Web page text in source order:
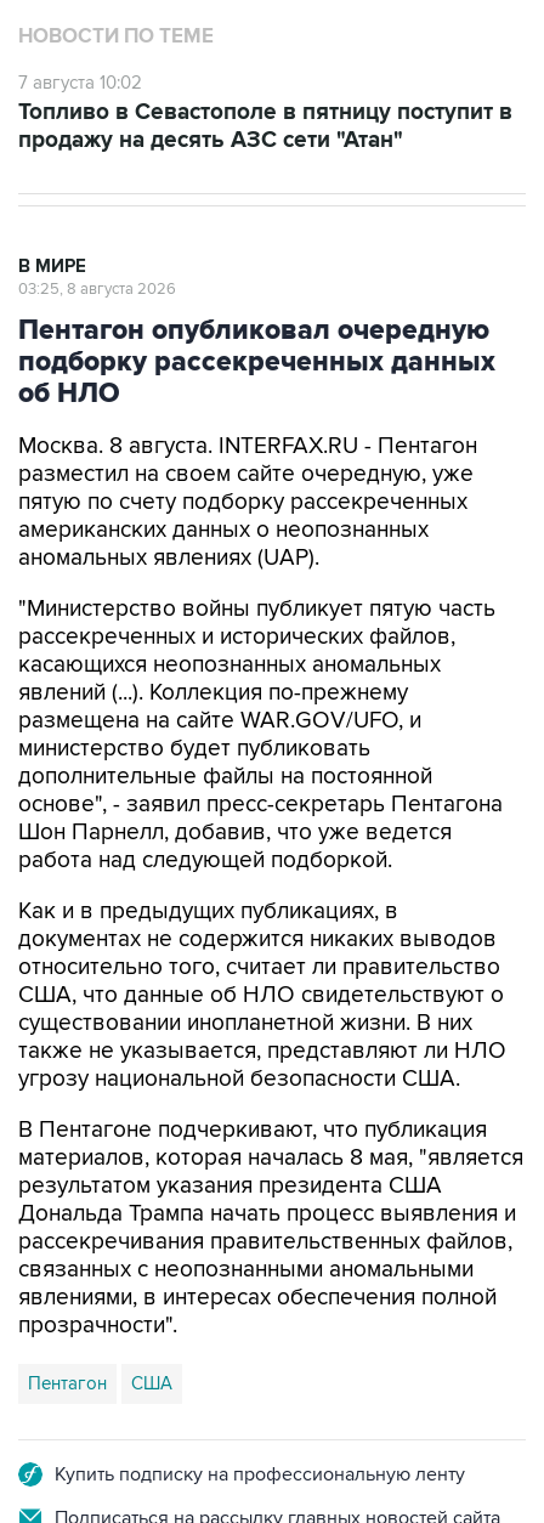
7 августа 10:02
продажу на десять АЗС сети "Атан"
Пентагон опубликовал очередную
подборку рассекреченных данных
об НЛО
Москва. 8 августа. INTERFAX.RU - Пентагон
пятую по счету подборку рассекреченных
американских данных о неопознанных
аномальных явлениях (UAP).
"Министерство войны публикует пятую часть
касающихся неопознанных аномальных
явлений (...). Коллекция по-прежнему
размещена на сайте WAR.GOV/UFO, и
министерство будет публиковать
дополнительные файлы на постоянной
основе", - заявил пресс-секретарь Пентагона
Шон Парнелл, добавив, что уже ведется
работа над следующей подборкой.
Как и в предыдущих публикациях, в
относительно того, считает ли правительство
США, что данные об НЛО свидетельствуют о
существовании инопланетной жизни. В них
также не указывается, представляют ли НЛО
угрозу национальной безопасности США.
В Пентагоне подчеркивают, что публикация
результатом указания президента США
Дональда Трампа начать процесс выявления и
рассекречивания правительственных файлов,
связанных с неопознанными аномальными
явлениями, в интересах обеспечения полной
прозрачности".
Пентагон США
Подписаться на рассылку главных новостей сайта
Получать оперативные новости в официальном